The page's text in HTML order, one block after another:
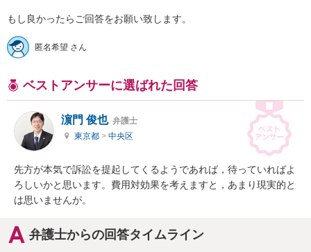
もし良かったらご回答をお願い致します。
匿名希望 さん
ベストアンサーに選ばれた回答
濵門 俊也 弁護士
東京都 > 中央区
先方が本気で訴訟を提起してくるようであれば，待っていればよ
ろしいかと思います。費用対効果を考えますと，あまり現実的と
は思いませんが。
弁護士からの回答タイムライン